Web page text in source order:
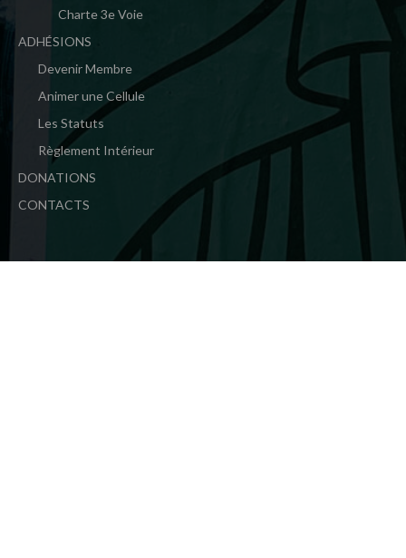
Charte 3e Voie
ADHÉSIONS
Devenir Membre
Animer une Cellule
Les Statuts
Règlement Intérieur
DONATIONS
CONTACTS